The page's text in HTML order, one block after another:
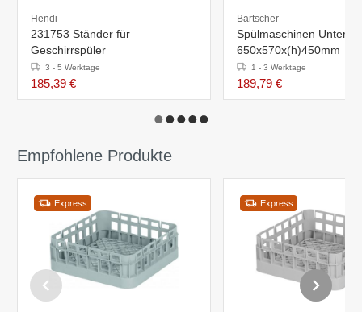
Hendi
231753 Ständer für
Geschirrspüler
3 - 5 Werktage
185,39 €
Bartscher
Spülmaschinen
650x570x(h)450mm
1 - 3 Werktage
189,79 €
Empfohlene Produkte
Express Express